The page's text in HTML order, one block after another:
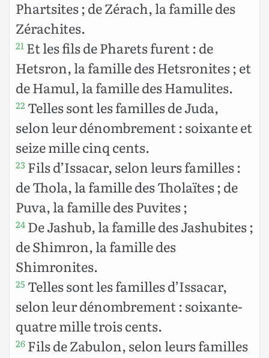
Phartsites ; de Zérach, la famille des
Zérachites.
21 Et les fils de Pharets furent : de
Hetsron, la famille des Hetsronites ; et
de Hamul, la famille des Hamulites.
22 Telles sont les familles de Juda,
selon leur dénombrement : soixante et
seize mille cinq cents.
23 Fils d’Issacar, selon leurs familles :
de Thola, la famille des Tholaïtes ; de
Puva, la famille des Puvites ;
24 De Jashub, la famille des Jashubites ;
de Shimron, la famille des
Shimronites.
25 Telles sont les familles d’Issacar,
selon leur dénombrement : soixante-
quatre mille trois cents.
26 Fils de Zabulon, selon leurs familles